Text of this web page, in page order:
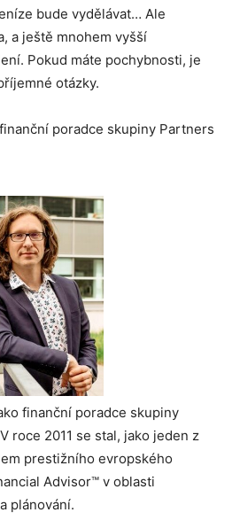
bude vydělávat… Ale
a ještě mnohem vyšší
Pokud máte pochybnosti, je
otázky.
poradce skupiny Partners
finanční poradce skupiny
roce 2011 se stal, jako jeden z
prestižního evropského
Advisor™ v oblasti
plánování.